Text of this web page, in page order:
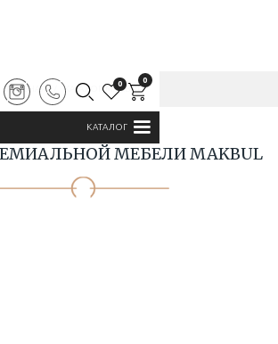
0 0
КАТАЛОГ
ГЛАВНАЯ КАТАЛОГ MAKBUL
МЕБЕЛИ MAKBUL